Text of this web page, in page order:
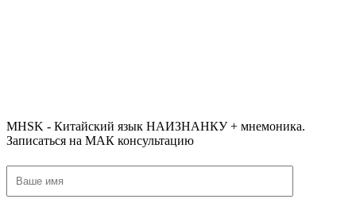
MHSK - Китайский язык НАИЗНАНКУ + мнемоника.
Записаться на МАК консультацию